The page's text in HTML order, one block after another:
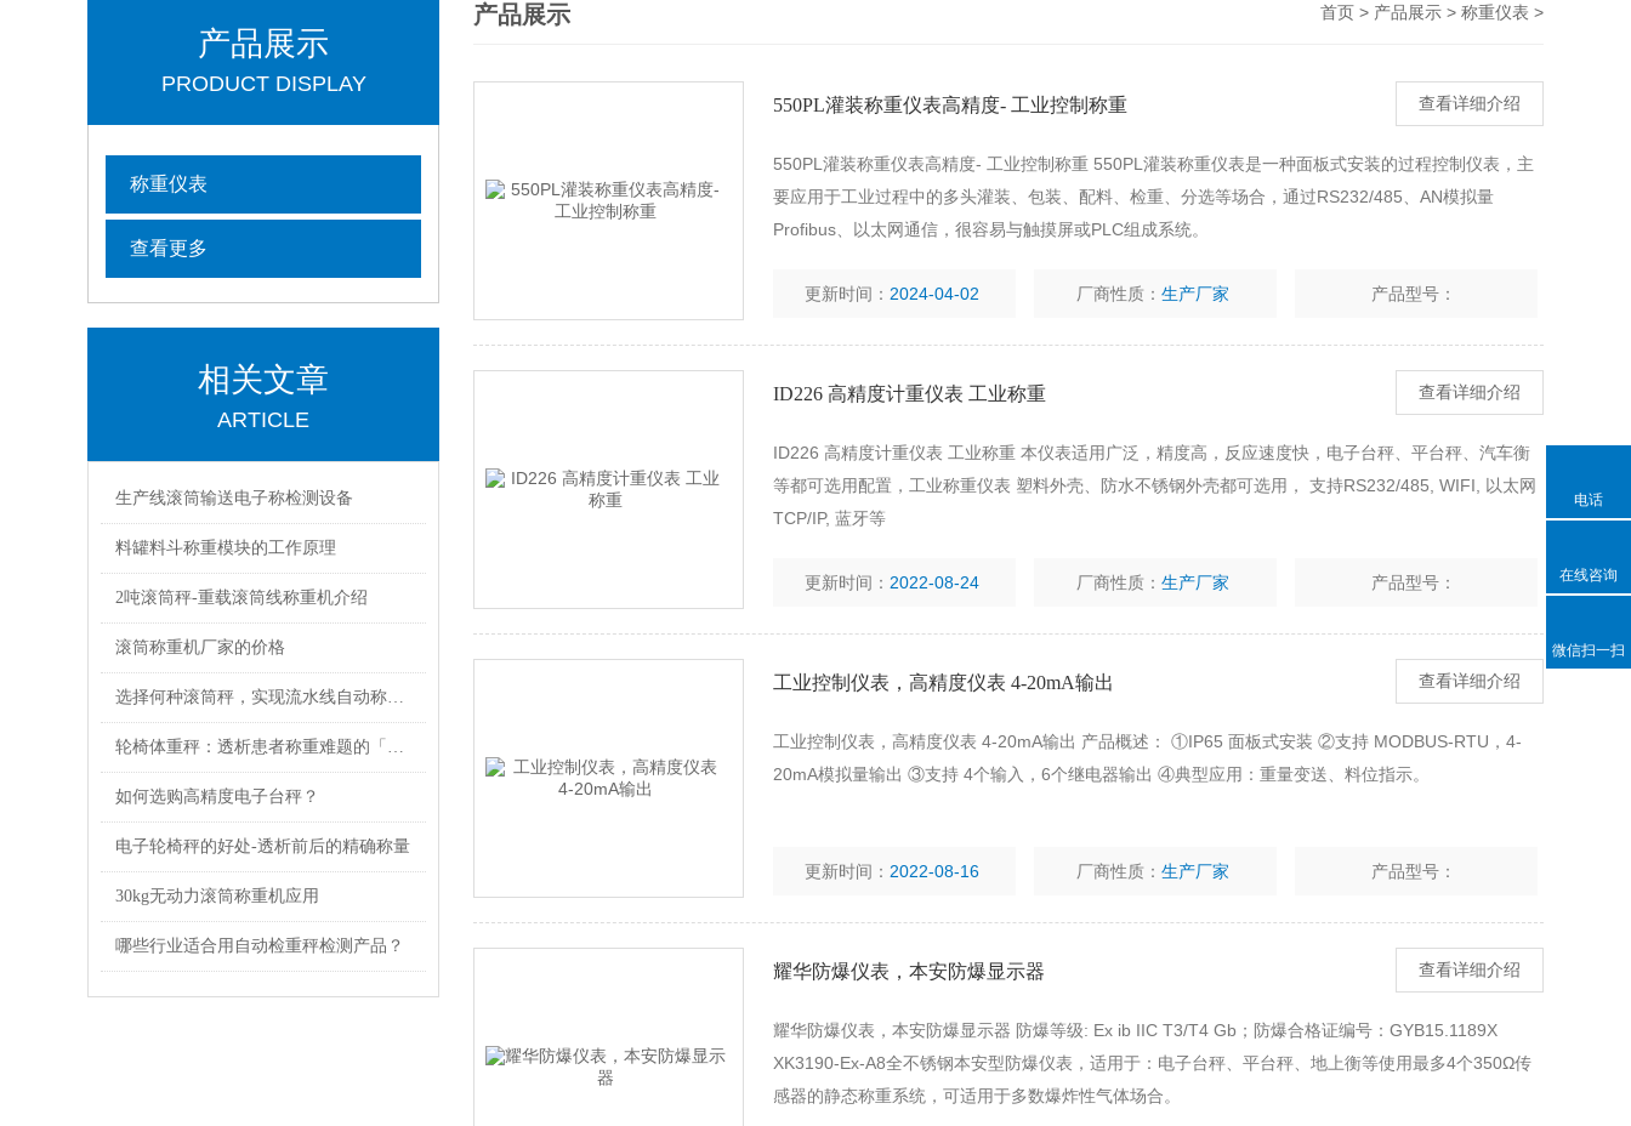
产品展示
PRODUCT DISPLAY
称重仪表
查看更多
相关文章
ARTICLE
生产线滚筒输送电子称检测设备
料罐料斗称重模块的工作原理
2吨滚筒秤-重载滚筒线称重机介绍
滚筒称重机厂家的价格
选择何种滚筒秤，实现流水线自动称量准确？
轮椅体重秤：透析患者称重难题的「隐形守护者」有多重要？
如何选购高精度电子台秤？
电子轮椅秤的好处-透析前后的精确称量
30kg无动力滚筒称重机应用
哪些行业适合用自动检重秤检测产品？
产品展示 首页 > 产品展示 > 称重仪表 >
550PL灌装称重仪表高精度- 工业控制称重 查看详细介绍
550PL灌装称重仪表高精度- 工业控制称重 550PL灌装称重仪表是一种面板式安装的过程控制仪表，主
要应用于工业过程中的多头灌装、包装、配料、检重、分选等场合，通过RS232/485、AN模拟量
Profibus、以太网通信，很容易与触摸屏或PLC组成系统。
更新时间： 2024-04-02 厂商性质：生产厂家 产品型号：
ID226 高精度计重仪表 工业称重 查看详细介绍
ID226 高精度计重仪表 工业称重 本仪表适用广泛，精度高，反应速度快，电子台秤、平台秤、汽车衡
等都可选用配置，工业称重仪表 塑料外壳、防水不锈钢外壳都可选用， 支持RS232/485, WIFI, 以太网
TCP/IP, 蓝牙等
更新时间： 2022-08-24 厂商性质：生产厂家 产品型号：
工业控制仪表，高精度仪表 4-20mA输出 查看详细介绍
工业控制仪表，高精度仪表 4-20mA输出 产品概述： ①IP65 面板式安装 ②支持 MODBUS-RTU，4-
20mA模拟量输出 ③支持 4个输入，6个继电器输出 ④典型应用：重量变送、料位指示。
更新时间： 2022-08-16 厂商性质：生产厂家 产品型号：
耀华防爆仪表，本安防爆显示器 查看详细介绍
耀华防爆仪表，本安防爆显示器 防爆等级: Ex ib IIC T3/T4 Gb；防爆合格证编号：GYB15.1189X
XK3190-Ex-A8全不锈钢本安型防爆仪表，适用于：电子台秤、平台秤、地上衡等使用最多4个350Ω传
感器的静态称重系统，可适用于多数爆炸性气体场合。
电话
在线咨询
微信扫一扫